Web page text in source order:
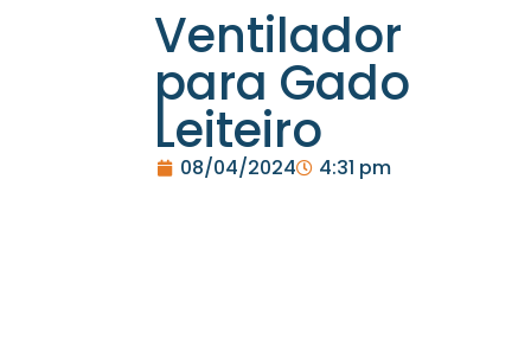
Ventilador
para Gado
Leiteiro
08/04/2024 4:31 pm